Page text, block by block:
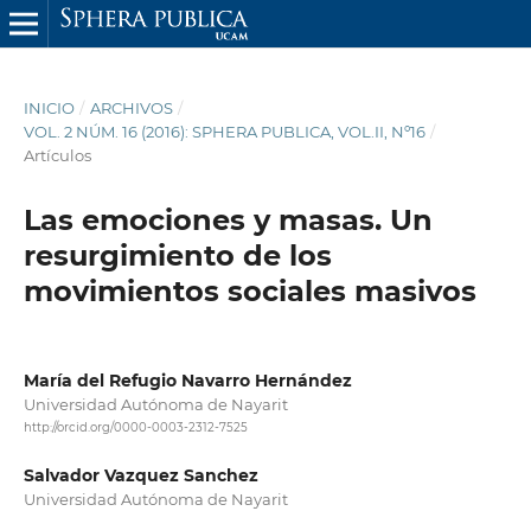
INICIO / ARCHIVOS /
VOL. 2 NÚM. 16 (2016): SPHERA PUBLICA, VOL.II, Nº16 /
Artículos
Las emociones y masas. Un
resurgimiento de los
movimientos sociales masivos
María del Refugio Navarro Hernández
Universidad Autónoma de Nayarit
http://orcid.org/0000-0003-2312-7525
Salvador Vazquez Sanchez
Universidad Autónoma de Nayarit